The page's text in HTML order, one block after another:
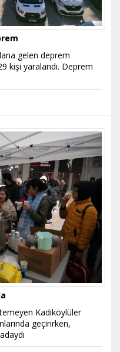
gelen deprem
kişi yaralandı. Deprem
Kadıköylüler
geçirirken,